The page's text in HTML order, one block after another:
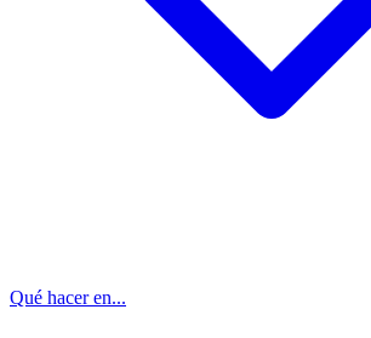
Qué hacer en...